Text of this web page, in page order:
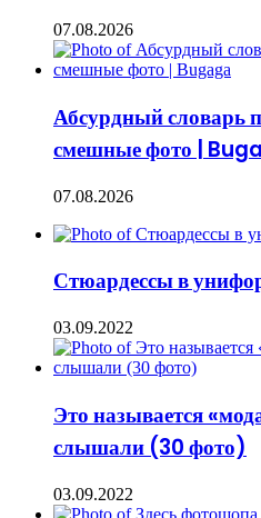
07.08.2026
Абсурдный словарь
смешные фото |
07.08.2026
Стюардессы в
03.09.2022
Это называется
слышали (30 фото)
03.09.2022